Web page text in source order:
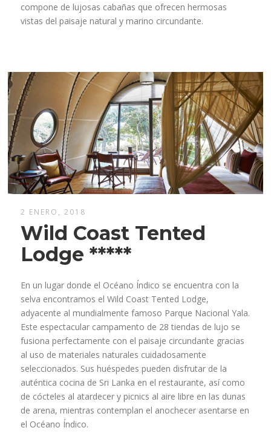
compone de lujosas cabañas que ofrecen hermosas
vistas del paisaje natural y marino circundante.
2 ENERO, 2018
Wild Coast Tented
Lodge *****
En un lugar donde el Océano Índico se encuentra con la
selva encontramos el Wild Coast Tented Lodge,
adyacente al mundialmente famoso Parque Nacional Yala.
Este espectacular campamento de 28 tiendas de lujo se
fusiona perfectamente con el paisaje circundante gracias
al uso de materiales naturales cuidadosamente
seleccionados. Sus huéspedes pueden disfrutar de la
auténtica cocina de Sri Lanka en el restaurante, así como
de cócteles al atardecer y picnics al aire libre en las dunas
de arena, mientras contemplan el anochecer asentarse en
el Océano Índico.